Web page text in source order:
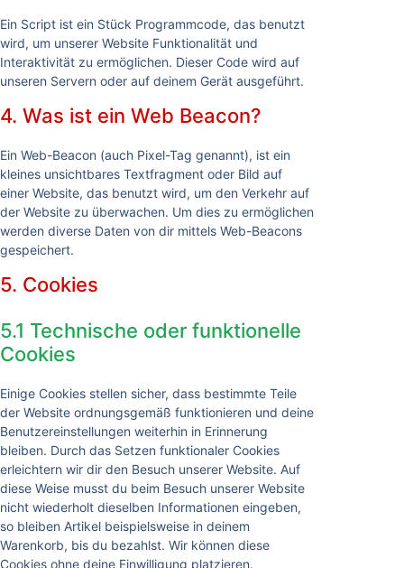
Ein Script ist ein Stück Programmcode, das benutzt
wird, um unserer Website Funktionalität und
Interaktivität zu ermöglichen. Dieser Code wird auf
unseren Servern oder auf deinem Gerät ausgeführt.
4. Was ist ein Web Beacon?
Ein Web-Beacon (auch Pixel-Tag genannt), ist ein
kleines unsichtbares Textfragment oder Bild auf
einer Website, das benutzt wird, um den Verkehr auf
der Website zu überwachen. Um dies zu ermöglichen
werden diverse Daten von dir mittels Web-Beacons
gespeichert.
5. Cookies
5.1 Technische oder funktionelle
Cookies
Einige Cookies stellen sicher, dass bestimmte Teile
der Website ordnungsgemäß funktionieren und deine
Benutzereinstellungen weiterhin in Erinnerung
bleiben. Durch das Setzen funktionaler Cookies
erleichtern wir dir den Besuch unserer Website. Auf
diese Weise musst du beim Besuch unserer Website
nicht wiederholt dieselben Informationen eingeben,
so bleiben Artikel beispielsweise in deinem
Warenkorb, bis du bezahlst. Wir können diese
Cookies ohne deine Einwilligung platzieren.